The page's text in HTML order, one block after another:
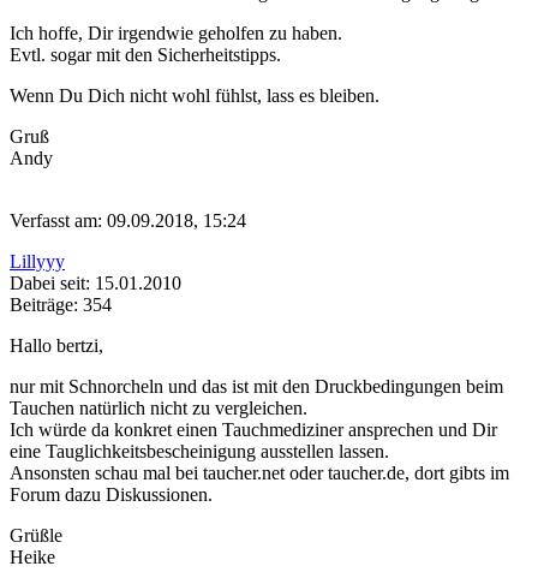
Ich hoffe, Dir irgendwie geholfen zu haben.
Evtl. sogar mit den Sicherheitstipps.
Wenn Du Dich nicht wohl fühlst, lass es bleiben.
Gruß
Andy
Verfasst am: 09.09.2018, 15:24
Lillyyy
Dabei seit: 15.01.2010
Beiträge: 354
Hallo bertzi,
nur mit Schnorcheln und das ist mit den Druckbedingungen beim
Tauchen natürlich nicht zu vergleichen.
Ich würde da konkret einen Tauchmediziner ansprechen und Dir
eine Tauglichkeitsbescheinigung ausstellen lassen.
Ansonsten schau mal bei taucher.net oder taucher.de, dort gibts im
Forum dazu Diskussionen.
Grüßle
Heike